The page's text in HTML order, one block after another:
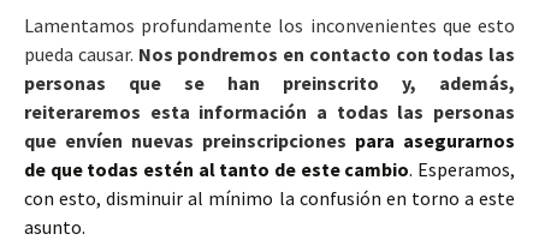
Lamentamos profundamente los inconvenientes que esto
pueda causar. Nos pondremos en contacto con todas las
personas que se han preinscrito y, además,
reiteraremos esta información a todas las personas
que envíen nuevas preinscripciones para asegurarnos
de que todas estén al tanto de este cambio. Esperamos,
con esto, disminuir al mínimo la confusión en torno a este
asunto.